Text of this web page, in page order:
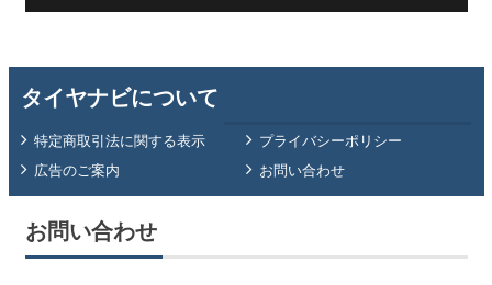
タイヤナビについて
特定商取引法に関する表示
プライバシーポリシー
広告のご案内
お問い合わせ
お問い合わせ